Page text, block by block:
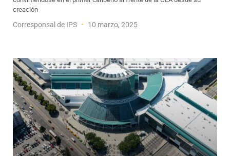
creación
Corresponsal de IPS 10 marzo, 2025